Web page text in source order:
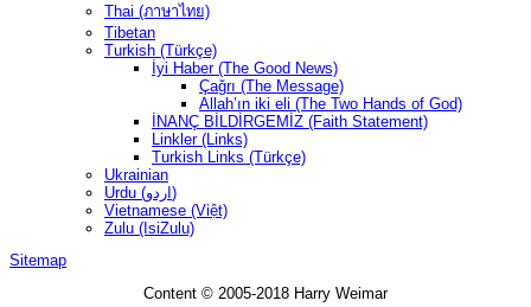
Thai (ภาษาไทย)
Tibetan
Turkish (Türkçe)
İyi Haber (The Good News)
Çağrı (The Message)
Allah’ın iki eli (The Two Hands of God)
İNANÇ BİLDİRGEMİZ (Faith Statement)
Linkler (Links)
Turkish Links (Türkçe)
Ukrainian
Urdu (اردو)
Vietnamese (Việt)
Zulu (IsiZulu)
Sitemap
Content © 2005-2018 Harry Weimar